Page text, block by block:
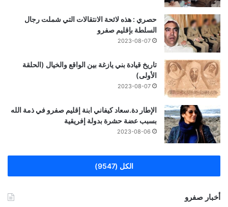
حصري : هذه لائحة الانتقالات التي شملت رجال
السلطة بإقليم صفرو
2023-08-07
تاريخ قيادة بني يازغة بين الواقع والخيال (الحلقة
الأولى)
2023-08-07
الإطار دة.سعاد كيفاني ابنة إقليم صفرو في ذمة الله
بسبب عضة حشرة بدولة إفريقية
2023-08-06
الكل (9547)
أخبار صفرو